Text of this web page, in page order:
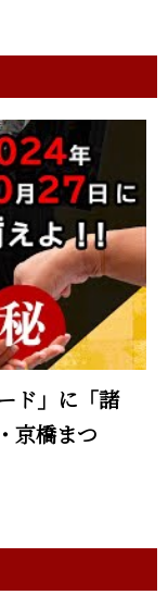
ド」に「諸
京橋まつ